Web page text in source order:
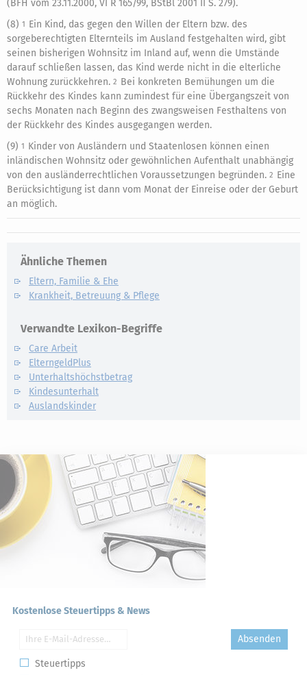
(BFH vom 23.11.2000, VI R 165/99, BStBl 2001 II S. 279).
(8) 1 Ein Kind, das gegen den Willen der Eltern bzw. des
sorgeberechtigten Elternteils im Ausland festgehalten wird, gibt
seinen bisherigen Wohnsitz im Inland auf, wenn die Umstände
darauf schließen lassen, das Kind werde nicht in die elterliche
Wohnung zurückkehren. 2 Bei konkreten Bemühungen um die
Rückkehr des Kindes kann zumindest für eine Übergangszeit von
sechs Monaten nach Beginn des zwangsweisen Festhaltens von
der Rückkehr des Kindes ausgegangen werden.
(9) 1 Kinder von Ausländern und Staatenlosen können einen
inländischen Wohnsitz oder gewöhnlichen Aufenthalt unabhängig
von den ausländerrechtlichen Voraussetzungen begründen. 2 Eine
Berücksichtigung ist dann vom Monat der Einreise oder der Geburt
an möglich.
Ähnliche Themen
Eltern, Familie & Ehe
Krankheit, Betreuung & Pflege
Verwandte Lexikon-Begriffe
Care Arbeit
ElterngeldPlus
Unterhaltshöchstbetrag
Kindesunterhalt
Auslandskinder
Kostenlose Steuertipps & News
Absenden
Steuertipps